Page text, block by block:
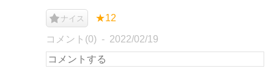
ナイス ★12
コメント(0) 2022/02/19